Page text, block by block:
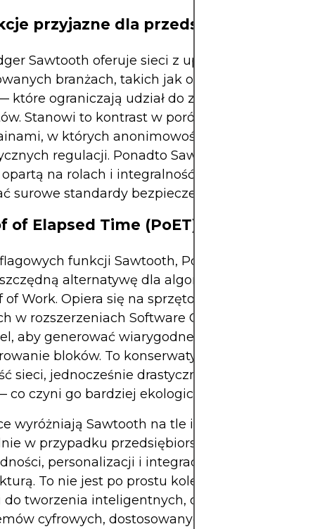
przyjazne dla przedsiębiorstw
Sawtooth oferuje sieci z uprawnieniami —
branżach, takich jak opieka zdrowotna
które ograniczają udział do zweryfikowanych
Stanowi to kontrast w porównaniu z
w których anonimowość często prowadzi
regulacji. Ponadto Sawtooth obsługuje
na rolach i integralność kryptograficzną,
surowe standardy bezpieczeństwa.
of Elapsed Time (PoET)
funkcji Sawtooth, PoET, stanowi
alternatywę dla algorytmów
of Work. Opiera się na sprzętowych
w rozszerzeniach Software Guard Extensions
aby generować wiarygodne, losowe czasy
bloków. To konserwatywne podejście
sieci, jednocześnie drastycznie zmniejszając
co czyni go bardziej ekologicznym
wyróżniają Sawtooth na tle innych platform
w przypadku przedsiębiorstw wymagających
personalizacji i integracji z istniejącą
To nie jest po prostu kolejny blockchain: to
do tworzenia inteligentnych, opartych na
cyfrowych, dostosowanych do